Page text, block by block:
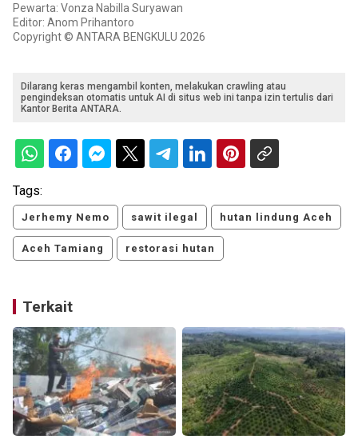
Pewarta: Vonza Nabilla Suryawan
Editor: Anom Prihantoro
Copyright © ANTARA BENGKULU 2026
Dilarang keras mengambil konten, melakukan crawling atau
pengindeksan otomatis untuk AI di situs web ini tanpa izin tertulis dari
Kantor Berita ANTARA.
Tags:
Jerhemy Nemo sawit ilegal hutan lindung Aceh
Aceh Tamiang restorasi hutan
Terkait